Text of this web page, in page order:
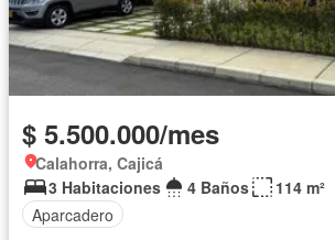
$ 5.500.000/mes
Calahorra, Cajicá
3 Habitaciones
4 Baños
114 m²
Aparcadero